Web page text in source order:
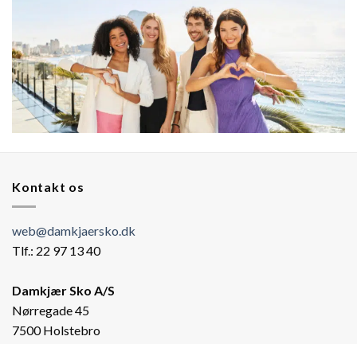
Kontakt os
web@damkjaersko.dk
Tlf.: 22 97 13 40
Damkjær Sko A/S
Nørregade 45
7500 Holstebro